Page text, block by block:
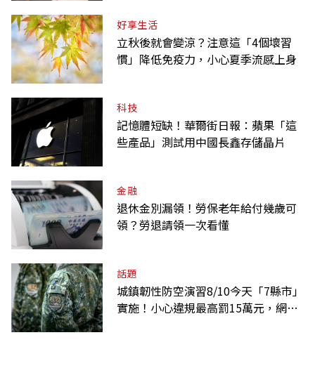
好享生活
立秋後就會變涼？注意這「4個壞習
慣」降低免疫力，小心夏季流感上身
科技
記憶體短缺！華爾街日報：蘋果「這
些產品」測試用中國長鑫存儲晶片
金融
退休金別漏領！勞保老年給付幾歲可
領？勞退請領一次看懂
話題
城鎮韌性防空演習8/10今天「7縣市」
實施！小心違規最高罰15萬元，網路